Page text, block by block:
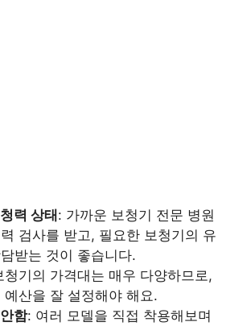
력 상태: 가까운 보청기 전문 병원
검사를 받고, 필요한 보청기의 유
받는 것이 좋습니다.
청기의 가격대는 매우 다양하므로,
예산을 잘 설정해야 해요.
함: 여러 모델을 직접 착용해보며